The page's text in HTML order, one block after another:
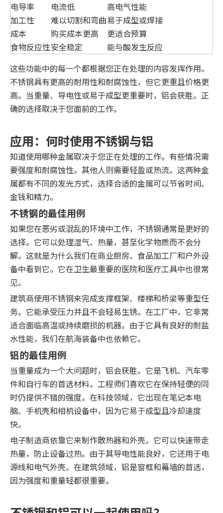
电导率
电流低
高电气性能
加工性
难以切割和弯曲易于成型或焊接
成本
购买成本更高
更适合预算
食物反应性安全稳定
能与酸发生反应
这些功能中的每一个都根据您正在处理的内容发挥作用。
不锈钢具有更高的耐用性和耐腐蚀性，但它更重且价格更
高。当重量、导电性或易于成型更重要时，铝会获胜。正
确的选择取决于您面前的工作。
应用：何时使用不锈钢与铝
知道使用哪种金属取决于您正在处理的工作。有些情况需
要强度和耐腐蚀性。其他人则需要轻盈或热流。这两种金
属都有不同的发光方式，选择合适的金属可以节省时间、
金钱和精力。
不锈钢的最佳用例
如果您在恶劣或混乱的环境中工作，不锈钢通常是更好的
选择。它可以处理湿气、热量，甚至化学物质而不会分
解。这就是为什么我们在商业厨房、食品加工厂和户外设
备中看到它。它在卫生最重要的医院和医疗工具中也很常
见。
建筑商使用不锈钢来完成支撑框架、楼梯和桥梁等重型任
务。它能承受压力并且不会轻易生锈。在工厂中，它非常
适合面临高温或持续磨损的机器。由于它具有良好的耐盐
水性能，我们在航海装备中也依赖它。
铝的最佳用例
当重量成为一个大问题时，铝会获胜。它是飞机、汽车零
件和自行车的首选材料。工程师们喜欢它在保持轻便的同
时仍提供不错的强度。在科技领域，它出现在笔记本电
脑、手机壳和相机设备中，因为它易于成型且冷却速度
快。
电子制造商依靠它来制作散热器和外壳。它可以快速带走
热量，防止设备过热。由于其导电性能良好，它还用于电
源线和电气外壳。在建筑领域，铝是窗框和幕墙的首选，
因为强度和重量轻都很重要。